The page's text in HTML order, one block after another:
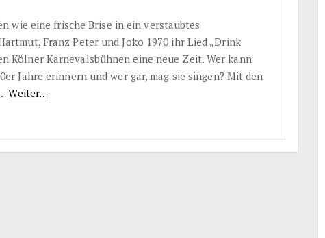
wie eine frische Brise in ein verstaubtes
Franz Peter und Joko 1970 ihr Lied „Drink
Kölner Karnevalsbühnen eine neue Zeit. Wer kann
Jahre erinnern und wer gar, mag sie singen? Mit den
…Weiter…